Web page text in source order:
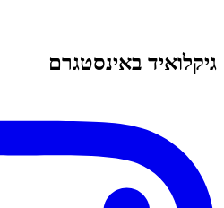
גיקלואיד באינסטגרם